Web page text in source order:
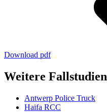
Download pdf
Weitere Fallstudien
Antwerp Police Truck
Haifa RCC